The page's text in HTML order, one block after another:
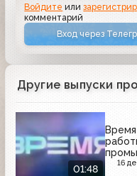
Войдите или
комментарий
Вход через
Другие выпуски
01:48
16